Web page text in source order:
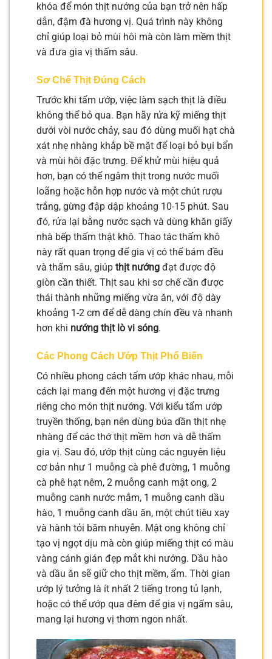
khóa để món thịt nướng của bạn trở nên hấp
dẫn, đậm đà hương vị. Quá trình này không
chỉ giúp loại bỏ mùi hôi mà còn làm mềm thịt
và đưa gia vị thấm sâu.
Sơ Chế Thịt Đúng Cách
Trước khi tẩm ướp, việc làm sạch thịt là điều
không thể bỏ qua. Bạn hãy rửa kỹ miếng thịt
dưới vòi nước chảy, sau đó dùng muối hạt chà
xát nhẹ nhàng khắp bề mặt để loại bỏ bụi bẩn
và mùi hôi đặc trưng. Để khử mùi hiệu quả
hơn, bạn có thể ngâm thịt trong nước muối
loãng hoặc hỗn hợp nước và một chút rượu
trắng, gừng đập dập khoảng 10-15 phút. Sau
đó, rửa lại bằng nước sạch và dùng khăn giấy
nhà bếp thấm thật khô. Thao tác thấm khô
này rất quan trọng để gia vị có thể bám đều
và thấm sâu, giúp thịt nướng đạt được độ
giòn cần thiết. Thịt sau khi sơ chế cần được
thái thành những miếng vừa ăn, với độ dày
khoảng 1-2 cm để dễ dàng chín đều và nhanh
hơn khi nướng thịt lò vi sóng.
Các Phong Cách Ướp Thịt Phổ Biến
Có nhiều phong cách tẩm ướp khác nhau, mỗi
cách lại mang đến một hương vị đặc trưng
riêng cho món thịt nướng. Với kiểu tẩm ướp
truyền thống, bạn nên dùng búa dần thịt nhẹ
nhàng để các thớ thịt mềm hơn và dễ thấm
gia vị. Sau đó, ướp thịt cùng các nguyên liệu
cơ bản như 1 muỗng cà phê đường, 1 muỗng
cà phê hạt nêm, 2 muỗng canh mật ong, 2
muỗng canh nước mắm, 1 muỗng canh dầu
hào, 1 muỗng canh dầu ăn, một chút tiêu xay
và hành tỏi băm nhuyễn. Mật ong không chỉ
tạo vị ngọt dịu mà còn giúp miếng thịt có màu
vàng cánh gián đẹp mắt khi nướng. Dầu hào
và dầu ăn sẽ giữ cho thịt mềm, ẩm. Thời gian
ướp lý tưởng là ít nhất 2 tiếng trong tủ lạnh,
hoặc có thể ướp qua đêm để gia vị ngấm sâu,
mang lại hương vị thơm ngon nhất.